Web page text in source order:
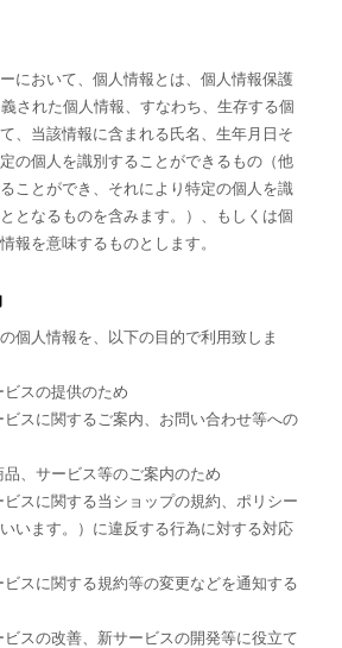
において、個人情報とは、個人情報保護
された個人情報、すなわち、生存する個
、当該情報に含まれる氏名、生年月日そ
の個人を識別することができるもの（他
ことができ、それにより特定の個人を識
となるものを含みます。）、もしくは個
報を意味するものとします。
個人情報を、以下の目的で利用致しま
ビスの提供のため
ビスに関するご案内、お問い合わせ等への
品、サービス等のご案内のため
ビスに関する当ショップの規約、ポリシー
います。）に違反する行為に対する対応
ビスに関する規約等の変更などを通知する
ビスの改善、新サービスの開発等に役立て